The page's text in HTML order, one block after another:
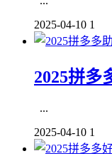
2025-04-10 1
2025拼多
...
2025-04-10 1